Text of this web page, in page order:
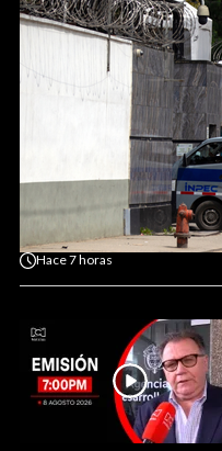
Hace7 horas